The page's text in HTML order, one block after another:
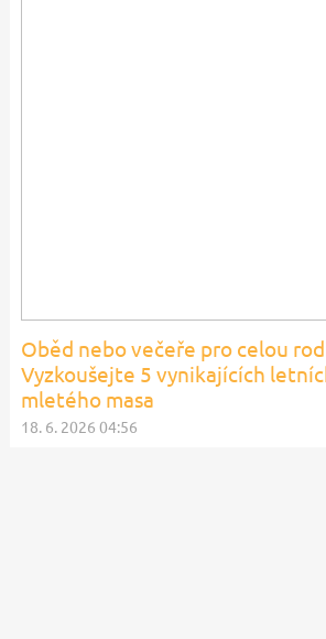
Oběd nebo večeře pro celou
Vyzkoušejte 5 vynikajících
mletého masa
18. 6. 2026 04:56